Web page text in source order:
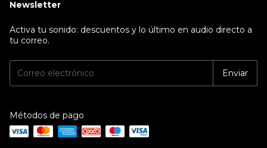
Newsletter
Activa tu sonido: descuentos y lo último en audio directo a
tu correo.
Métodos de pago